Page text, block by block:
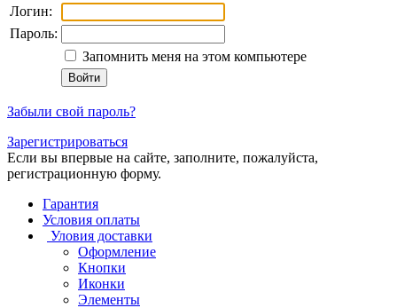
Логин:
Пароль:
Запомнить меня на этом компьютере
Забыли свой пароль?
Зарегистрироваться
Если вы впервые на сайте, заполните, пожалуйста,
регистрационную форму.
Гарантия
Условия оплаты
Уловия доставки
Оформление
Кнопки
Иконки
Элементы